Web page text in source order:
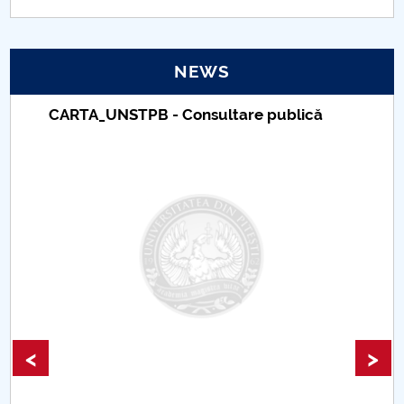
Proiect SU-ETIC
UPIT for the community
IOSUD/CSUD – PhD studies
Comisie de etica unversitară
Evenimente CUP
NEWS
CARTA_UNSTPB - Consultare publică
< >